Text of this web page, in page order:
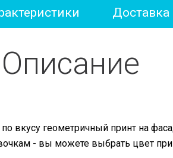
Доставка
Описание
вкусу геометричный принт на
- вы можете выбрать цвет